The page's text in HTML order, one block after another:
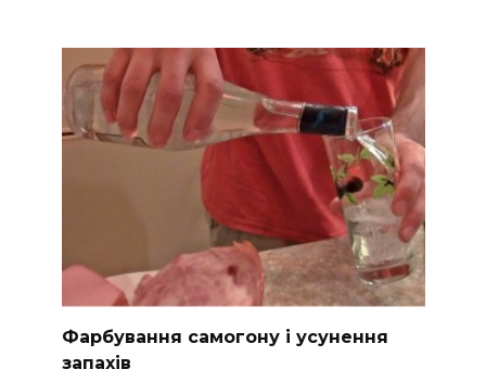
Фарбування самогону і усунення
запахів